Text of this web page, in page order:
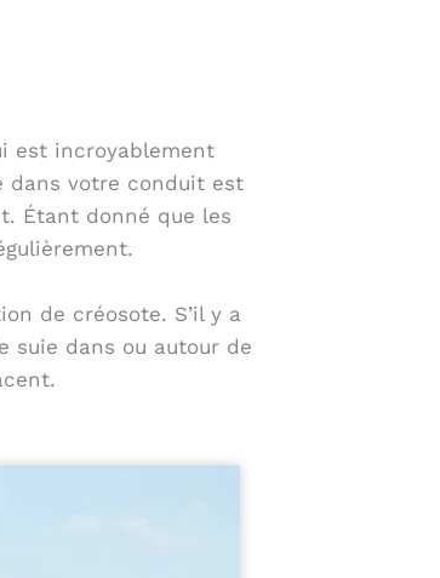
est incroyablement
dans votre conduit est
Étant donné que les
de créosote. S’il y a
suie dans ou autour de